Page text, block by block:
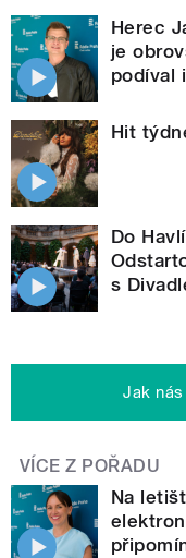
Herec
je
podíval
Hit
Do
s
Jak
VÍCE Z POŘADU
Na